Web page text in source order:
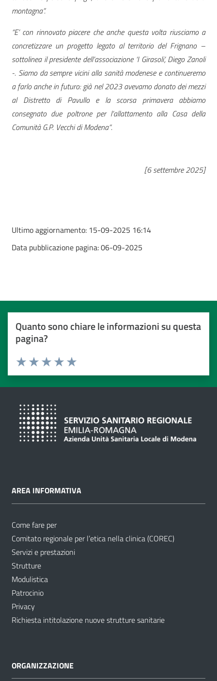
montagna”.
“E’ con rinnovato piacere che anche questa volta riusciamo a
concretizzare un progetto legato al territorio del Frignano –
sottolinea il presidente dell’associazione ‘I Girasoli’, Diego Zanoli
-. Siamo da sempre vicini alla sanità modenese e continueremo
a farlo anche in futuro: già nel 2023 avevamo donato dei mezzi
al Distretto di Pavullo e la scorsa primavera abbiamo
consegnato due poltrone per l’allattamento alla Casa della
Comunità G.P. Vecchi di Modena”.
[6 settembre 2025]
Ultimo aggiornamento: 15-09-2025 16:14
Data pubblicazione pagina:06-09-2025
Quanto sono chiare le informazioni su questa
pagina?
Valuta da 1 a 5 stelle
Valuta 5 stelle su 5
Valuta 4 stelle su 5
Valuta 3 stelle su 5
Valuta 2 stelle su 5
Valuta 1 stelle su 5
AREA INFORMATIVA
Come fare per
Comitato regionale per l’etica nella clinica (COREC)
Servizi e prestazioni
Strutture
Modulistica
Patrocinio
Privacy
Richiesta intitolazione nuove strutture sanitarie
ORGANIZZAZIONE